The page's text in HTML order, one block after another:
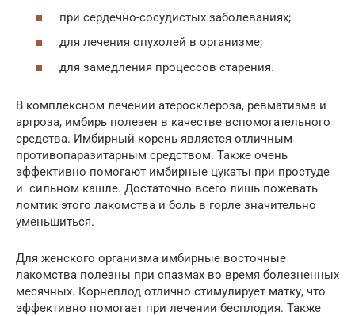
при сердечно-сосудистых заболеваниях;
для лечения опухолей в организме;
для замедления процессов старения.
В комплексном лечении атеросклероза, ревматизма и
артроза, имбирь полезен в качестве вспомогательного
средства. Имбирный корень является отличным
противопаразитарным средством. Также очень
эффективно помогают имбирные цукаты при простуде
и сильном кашле. Достаточно всего лишь пожевать
ломтик этого лакомства и боль в горле значительно
уменьшиться.
Для женского организма имбирные восточные
лакомства полезны при спазмах во время болезненных
месячных. Корнеплод отлично стимулирует матку, что
эффективно помогает при лечении бесплодия. Также